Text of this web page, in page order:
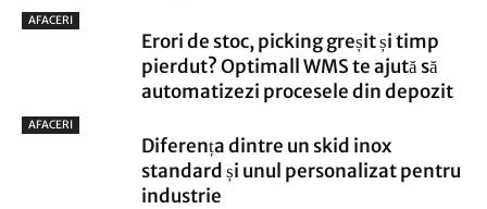
AFACERI
Erori de stoc, picking greșit și timp
pierdut? Optimall WMS te ajută să
automatizezi procesele din depozit
AFACERI
Diferența dintre un skid inox
standard și unul personalizat pentru
industrie